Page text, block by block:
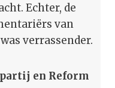
Echter, de
van
verrassender.
en Reform